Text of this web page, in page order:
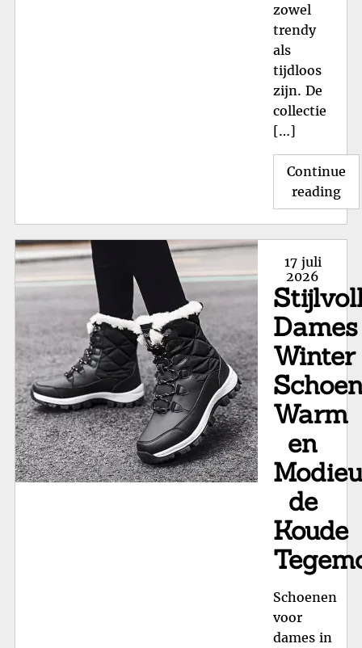
zowel
trendy
als
tijdloos
zijn. De
collectie
[…]
Continue
reading
en
Posted
on
17 juli
2026
Dames
Winter
Warm
en
de
Koude
Schoenen
voor
dames in